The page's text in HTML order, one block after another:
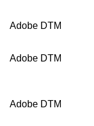
Adobe DTM
Adobe DTM
Adobe DTM